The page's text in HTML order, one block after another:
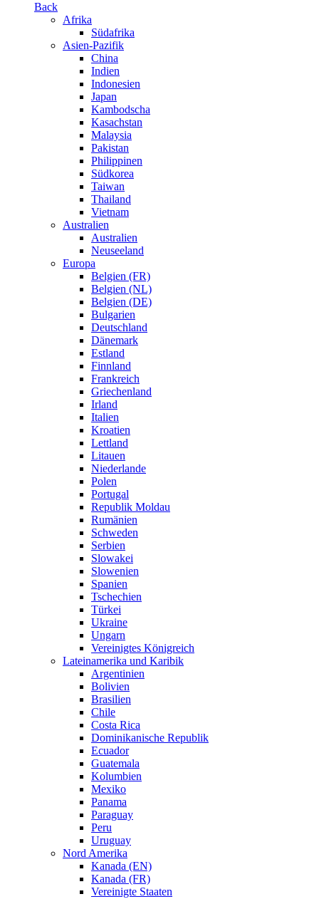
Back
Afrika
Südafrika
Asien-Pazifik
China
Indien
Indonesien
Japan
Kambodscha
Kasachstan
Malaysia
Pakistan
Philippinen
Südkorea
Taiwan
Thailand
Vietnam
Australien
Australien
Neuseeland
Europa
Belgien (FR)
Belgien (NL)
Belgien (DE)
Bulgarien
Deutschland
Dänemark
Estland
Finnland
Frankreich
Griechenland
Irland
Italien
Kroatien
Lettland
Litauen
Niederlande
Polen
Portugal
Republik Moldau
Rumänien
Schweden
Serbien
Slowakei
Slowenien
Spanien
Tschechien
Türkei
Ukraine
Ungarn
Vereinigtes Königreich
Lateinamerika und Karibik
Argentinien
Bolivien
Brasilien
Chile
Costa Rica
Dominikanische Republik
Ecuador
Guatemala
Kolumbien
Mexiko
Panama
Paraguay
Peru
Uruguay
Nord Amerika
Kanada (EN)
Kanada (FR)
Vereinigte Staaten